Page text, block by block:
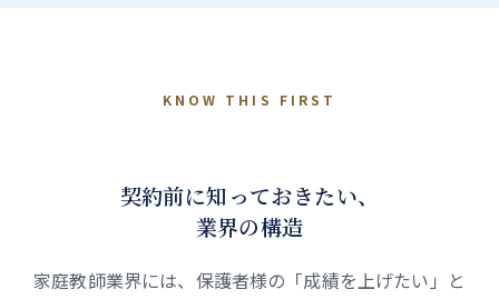
KNOW THIS FIRST
契約前に知っておきたい、
業界の構造
家庭教師業界には、保護者様の「成績を上げたい」と